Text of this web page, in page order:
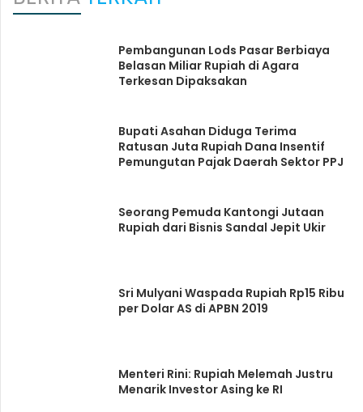
Pembangunan Lods Pasar Berbiaya
Belasan Miliar Rupiah di Agara
Terkesan Dipaksakan
Bupati Asahan Diduga Terima
Ratusan Juta Rupiah Dana Insentif
Pemungutan Pajak Daerah Sektor PPJ
Seorang Pemuda Kantongi Jutaan
Rupiah dari Bisnis Sandal Jepit Ukir
Sri Mulyani Waspada Rupiah Rp15 Ribu
per Dolar AS di APBN 2019
Menteri Rini: Rupiah Melemah Justru
Menarik Investor Asing ke RI